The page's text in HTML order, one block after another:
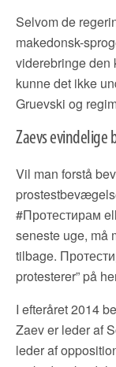
Selvom de
makedonsk-
viderebringe den
kunne det ikke
Gruevski og
Zaevs evindelige
Vil man forstå
#Протестирам
seneste uge, må
tilbage.
protesterer” på
I efteråret 2014
Zaev er leder af
leder af